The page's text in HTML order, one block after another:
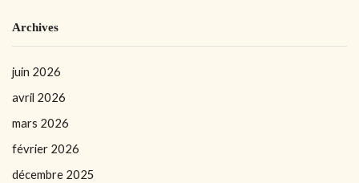
Archives
juin 2026
avril 2026
mars 2026
février 2026
décembre 2025